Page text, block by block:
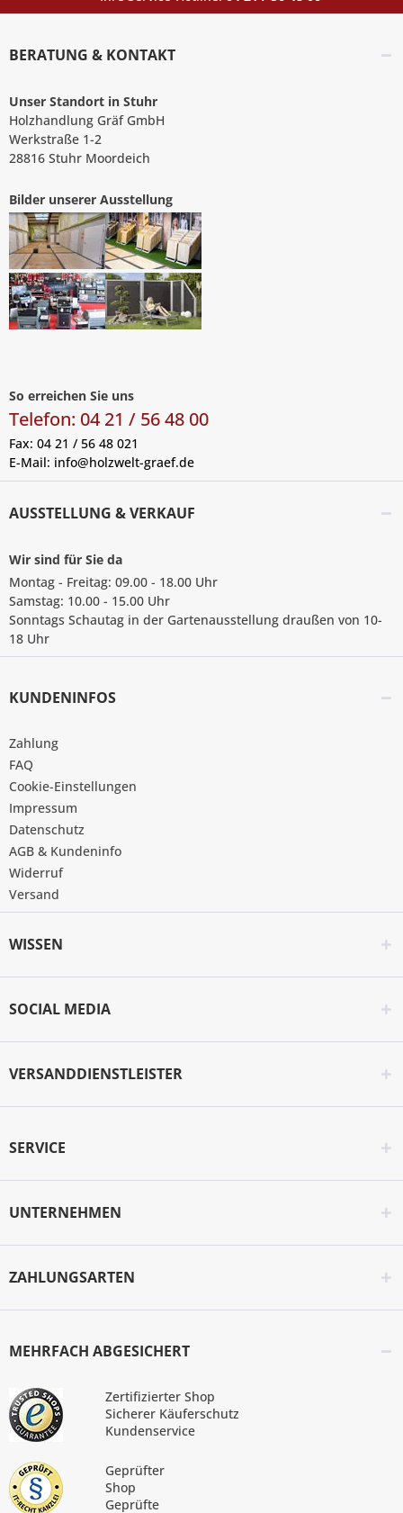
BERATUNG & KONTAKT
Unser Standort in Stuhr
Holzhandlung Gräf GmbH
Werkstraße 1-2
28816 Stuhr Moordeich
Bilder unserer Ausstellung
So erreichen Sie uns
Telefon: 04 21 / 56 48 00
Fax: 04 21 / 56 48 021
E-Mail: info@holzwelt-graef.de
AUSSTELLUNG & VERKAUF
Wir sind für Sie da
Montag - Freitag: 09.00 - 18.00 Uhr
Samstag: 10.00 - 15.00 Uhr
Sonntags Schautag in der Gartenausstellung draußen von 10-
18 Uhr
KUNDENINFOS
Zahlung
FAQ
Cookie-Einstellungen
Impressum
Datenschutz
AGB & Kundeninfo
Widerruf
Versand
WISSEN
SOCIAL MEDIA
VERSANDDIENSTLEISTER
SERVICE
UNTERNEHMEN
ZAHLUNGSARTEN
MEHRFACH ABGESICHERT
Zertifizierter Shop
Sicherer Käuferschutz
Kundenservice
Geprüfter
Shop
Geprüfte